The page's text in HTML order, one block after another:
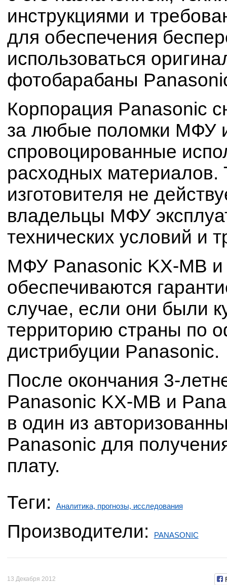
инструкциями и
для обеспечения
использоваться
фотобарабаны
Корпорация Panasonic
за любые поломки МФУ
спровоцированные
расходных материалов.
изготовителя не
владельцы МФУ
технических условий и
МФУ Panasonic KX-MB
обеспечиваются
случае, если они были
территорию страны по
дистрибуции Panasonic.
После окончания 3-
Panasonic KX-MB и
в один из
Panasonic для
плату.
Теги:
Аналитика, прогнозы, исследования
Производители: PANASONIC
13 Декабря 2012